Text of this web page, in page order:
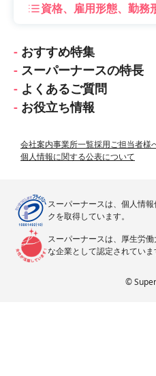
おすすめ特集
スーパーナースの特長
よくあるご質問
お役立ち情報
資格、雇用形態、勤務
会社案内事業所一覧採用ご担当者様
個人情報に関する公表について
スーパーナースは、個人情
クを取得しています。
スーパーナースは、厚生労
な企業として認定されていま
©